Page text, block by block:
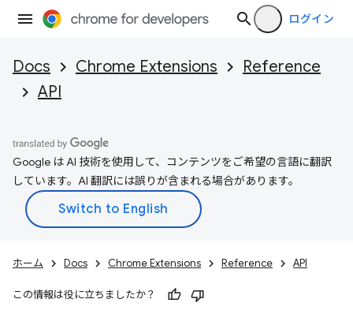
ログイン
Docs Chrome Extensions
Reference
API
Google は AI 技術を使用して、コンテンツをご希望の言語に翻訳
しています。AI 翻訳には誤りが含まれる場合があります。
ホーム Docs Chrome Extensions Reference API
この情報は役に立ちましたか？